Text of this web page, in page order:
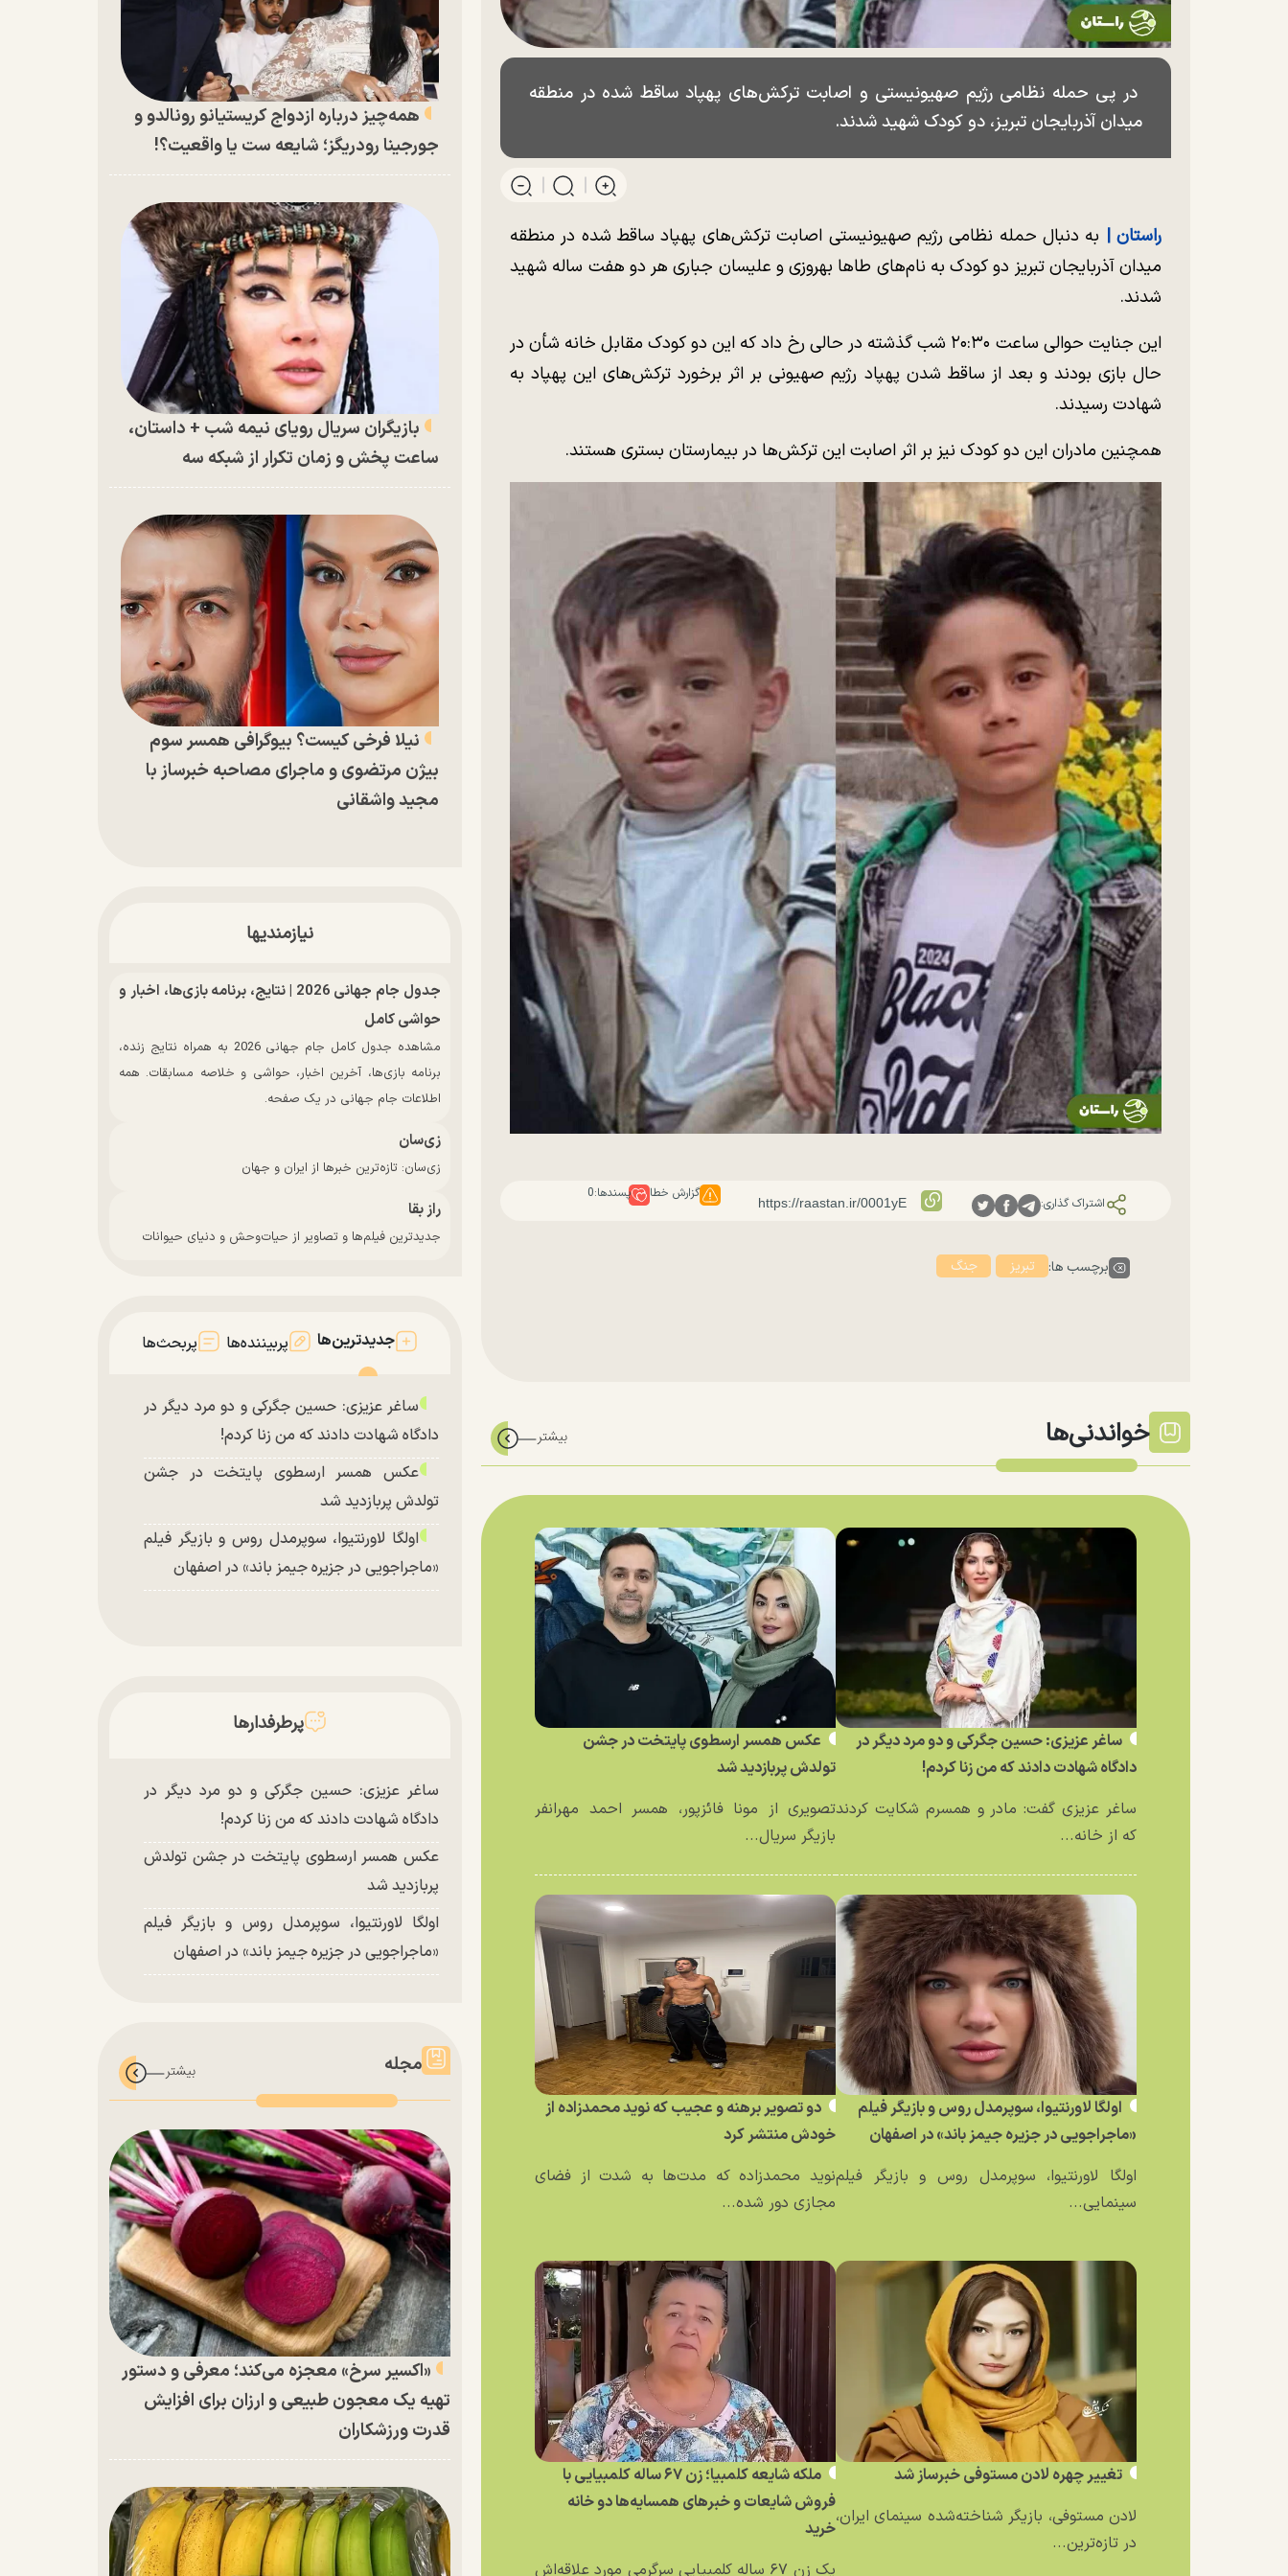
در پی حمله نظامی رژیم صهیونیستی و اصابت ترکش‌های پهپاد ساقط شده در منطقه
میدان آذربایجان تبریز، دو کودک شهید شدند.
راستان | به دنبال حمله نظامی رژیم صهیونیستی اصابت ترکش‌های پهپاد ساقط شده در منطقه
میدان آذربایجان تبریز دو کودک به نام‌های طاها بهروزی و علیسان جباری هر دو هفت ساله شهید
شدند.
این جنایت حوالی ساعت ۲۰:۳۰ شب گذشته در حالی رخ داد که این دو کودک مقابل خانه شأن در
حال بازی بودند و بعد از ساقط شدن پهپاد رژیم صهیونی بر اثر برخورد ترکش‌های این پهپاد به
شهادت رسیدند.
همچنین مادران این دو کودک نیز بر اثر اصابت این ترکش‌ها در بیمارستان بستری هستند.
اشتراک گذاری:
گزارش خطا پسندها:0
برچسب ها: تبریز جنگ
خواندنی‌ها
ساغر عزیزی: حسین جگرکی و دو مرد دیگر در
دادگاه شهادت دادند که من زنا کردم!
ساغر عزیزی گفت: مادر و همسرم شکایت کردند
که از خانه...
عکس همسر ارسطوی پایتخت در جشن
تولدش پربازدید شد
تصویری از مونا فائزپور، همسر احمد مهرانفر
بازیگر سریال...
اولگا لاورنتیوا، سوپرمدل روس و بازیگر فیلم
«ماجراجویی در جزیره جیمز باند» در اصفهان
اولگا لاورنتیوا، سوپرمدل روس و بازیگر فیلم
سینمایی...
دو تصویر برهنه و عجیب که نوید محمدزاده از
خودش منتشر کرد
نوید محمدزاده که مدت‌ها به شدت از فضای
مجازی دور شده...
تغییر چهره لادن مستوفی خبرساز شد
لادن مستوفی، بازیگر شناخته‌شده سینمای ایران،
در تازه‌ترین...
ملکه شایعه کلمبیا؛ زن ۶۷ ساله کلمبیایی با
فروش شایعات و خبر‌های همسایه‌ها دو خانه
خرید
یک زن ۶۷ ساله کلمبیایی سرگرمی مورد علاقه‌اش
همه‌چیز درباره ازدواج کریستیانو رونالدو و
جورجینا رودریگز؛ شایعه ست یا واقعیت؟!
بازیگران سریال رویای نیمه شب + داستان،
ساعت پخش و زمان تکرار از شبکه سه
نیلا فرخی کیست؟ بیوگرافی همسر سوم
بیژن مرتضوی و ماجرای مصاحبه خبرساز با
مجید واشقانی
نیازمندیها
جدول جام جهانی 2026 | نتایج، برنامه بازی‌ها، اخبار و
حواشی کامل
مشاهده جدول کامل جام جهانی 2026 به همراه نتایج زنده،
برنامه بازی‌ها، آخرین اخبار، حواشی و خلاصه مسابقات. همه
اطلاعات جام جهانی در یک صفحه.
زی‌سان
زی‌سان: تازه‌ترین خبرها از ایران و جهان
راز بقا
جدیدترین فیلم‌ها و تصاویر از حیات‌وحش و دنیای حیوانات
جدیدترین‌ها پربیننده‌ها پربحث‌ها
ساغر عزیزی: حسین جگرکی و دو مرد دیگر در
دادگاه شهادت دادند که من زنا کردم!
عکس همسر ارسطوی پایتخت در جشن
تولدش پربازدید شد
اولگا لاورنتیوا، سوپرمدل روس و بازیگر فیلم
«ماجراجویی در جزیره جیمز باند» در اصفهان
پرطرفدارها
ساغر عزیزی: حسین جگرکی و دو مرد دیگر در
دادگاه شهادت دادند که من زنا کردم!
عکس همسر ارسطوی پایتخت در جشن تولدش
پربازدید شد
اولگا لاورنتیوا، سوپرمدل روس و بازیگر فیلم
«ماجراجویی در جزیره جیمز باند» در اصفهان
مجله
«اکسیر سرخ» معجزه می‌کند؛ معرفی و دستور
تهیه یک معجون طبیعی و ارزان برای افزایش
قدرت ورزشکاران